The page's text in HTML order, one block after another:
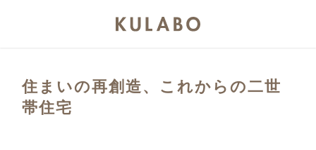
住まいの再創造、これからの二世
帯住宅